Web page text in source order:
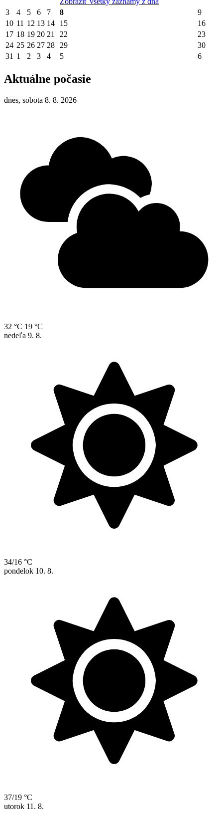
3
4 5 6 7 8
9
10 11 12 13 14 15
16
17 18 19 20 21 22
23
24 25 26 27 28 29
30
31 1 2 3 4 5 6
Aktuálne počasie
dnes, sobota 8. 8. 2026
32 °C 19 °C
nedeľa 9. 8.
34/16 °C
pondelok 10. 8.
37/19 °C
utorok 11. 8.